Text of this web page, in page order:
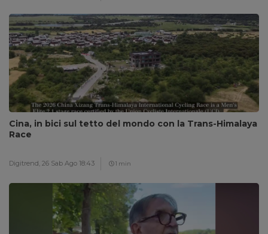
Cina, in bici sul tetto del mondo con la Trans-Himalaya
Race
Digitrend, 26 Sab Ago 18:43 1 min